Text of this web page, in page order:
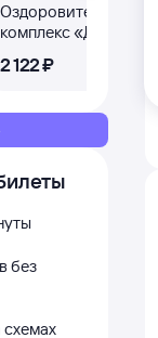
Оздоровительный
комплекс «Дивный»
2 ⁠122 ⁠₽
без